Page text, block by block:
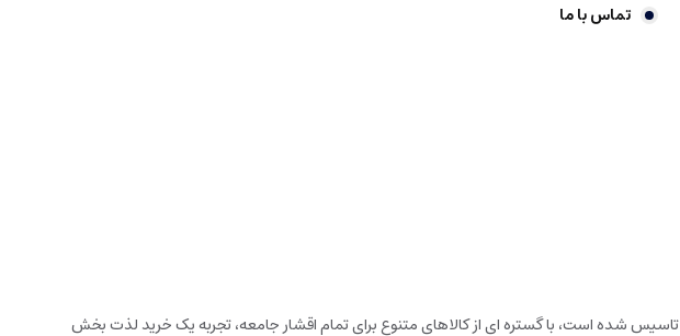
تماس با ما
گالری شیرین خونه، فروشگاه اینترنتی در حوزه لوارم لوکس خانه و آشپزخانه می باشد. این فروشگاه اینترنتی که در سال 1394 تاسیس شده است، با گستره ای از کالاهای متنوع برای تمام اقشار جامعه، تجربه یک خرید لذت بخش